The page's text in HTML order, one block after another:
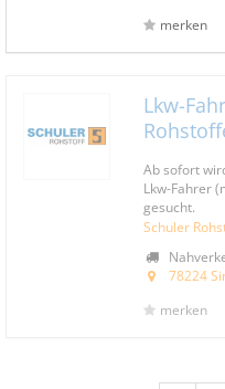
merken
Lkw-
Ab sofort
Lkw-Fahrer
gesucht.
Schuler
78224
merken